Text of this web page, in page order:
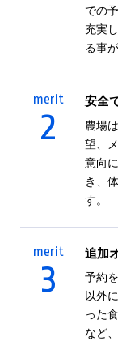
での
充実
る事
merit
2
安全
農場
望、
意向
き、
す。
merit
3
追加
予約
以外
った
など